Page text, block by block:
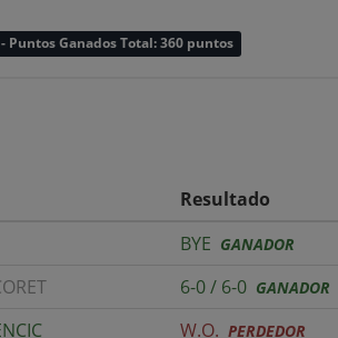
- Puntos Ganados Total: 360 puntos
Resultado
BYE GANADOR
6-0 / 6-0 GANADOR
W.O. PERDEDOR